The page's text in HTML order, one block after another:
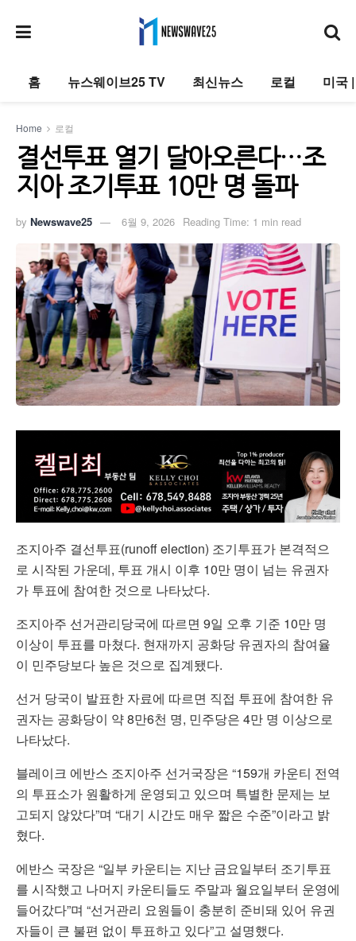
홈 뉴스웨이브25 TV 최신뉴스 로컬 미국
Home 로컬
결선투표 열기 달아오른다…조
지아 조기투표 10만 명 돌파
by Newswave25 6월 9, 2026 Reading Time: 1 min read
조지아주 결선투표(runoff election) 조기투표가 본격적으
로 시작된 가운데, 투표 개시 이후 10만 명이 넘는 유권자
가 투표에 참여한 것으로 나타났다.
조지아주 선거관리당국에 따르면 9일 오후 기준 10만 명
이상이 투표를 마쳤다. 현재까지 공화당 유권자의 참여율
이 민주당보다 높은 것으로 집계됐다.
선거 당국이 발표한 자료에 따르면 직접 투표에 참여한 유
권자는 공화당이 약 8만6천 명, 민주당은 4만 명 이상으로
나타났다.
블레이크 에반스 조지아주 선거국장은 “159개 카운티 전역
의 투표소가 원활하게 운영되고 있으며 특별한 문제는 보
고되지 않았다”며 “대기 시간도 매우 짧은 수준”이라고 밝
혔다.
에반스 국장은 “일부 카운티는 지난 금요일부터 조기투표
를 시작했고 나머지 카운티들도 주말과 월요일부터 운영에
들어갔다”며 “선거관리 요원들이 충분히 준비돼 있어 유권
자들이 큰 불편 없이 투표하고 있다”고 설명했다.